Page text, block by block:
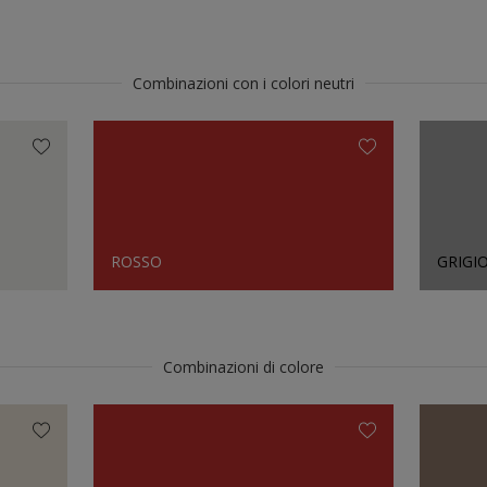
Combinazioni con i colori neutri
ROSSO
Combinazioni di colore